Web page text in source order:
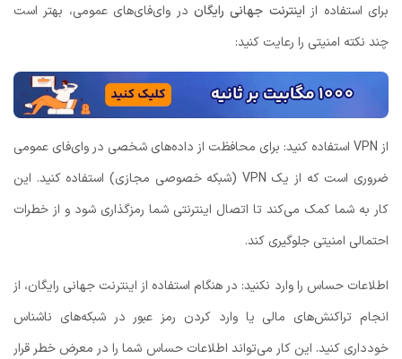
برای استفاده از اینترنت جهانی رایگان در وای‌فای‌های عمومی، بهتر است
چند نکته امنیتی را رعایت کنید:
از VPN استفاده کنید: برای محافظت از داده‌های شخصی در وای‌فای عمومی
ضروری است که از یک VPN (شبکه خصوصی مجازی) استفاده کنید. این
کار به شما کمک می‌کند تا اتصال اینترنتی شما رمزگذاری شود و از خطرات
احتمالی امنیتی جلوگیری کند.
اطلاعات حساس را وارد نکنید: در هنگام استفاده از اینترنت جهانی رایگان، از
انجام تراکنش‌های مالی یا وارد کردن رمز عبور در شبکه‌های ناشناس
خودداری کنید. این کار می‌تواند اطلاعات حساس شما را در معرض خطر قرار